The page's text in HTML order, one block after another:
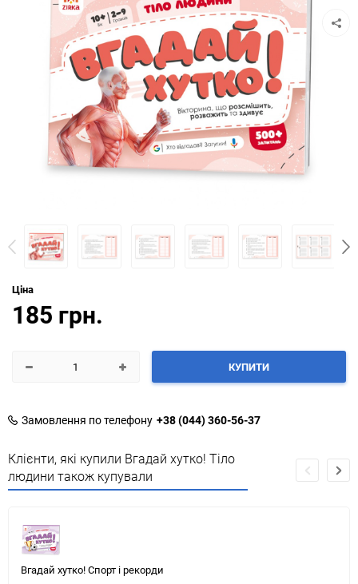
Ціна
185 грн.
КУПИТИ
Замовлення по телефону +38 (044) 360-56-37
Клієнти, які купили Вгадай хутко! Тіло
людини також купували
Вгадай хутко! Спорт і рекорди